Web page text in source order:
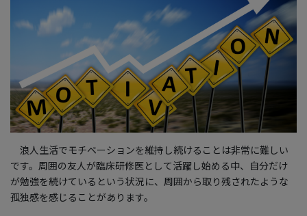
浪人生活でモチベーションを維持し続けることは非常に難しい
です。周囲の友人が臨床研修医として活躍し始める中、自分だけ
が勉強を続けているという状況に、周囲から取り残されたような
孤独感を感じることがあります。